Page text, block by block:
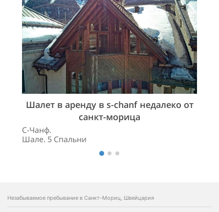
Шалет в аренду в s-chanf недалеко от
санкт-морица
С-Чанф.
Шале. 5 Спальни
Незабываемое пребывание в Санкт-Мориц, Швейцария